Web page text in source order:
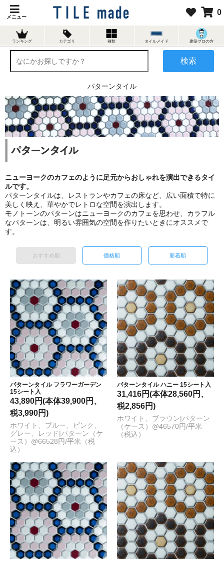
0
メニュー
ランキング カテゴリ 種類 タイルメイド 建築プロの方
検索
パターンタイル
ニューヨークのカフェのように足元からおしゃれを演出できるタイ
ルです。
パターンタイルは、レストランやカフェの床など、広い面積で特に
美しく映え、華やかでレトロな空間を演出します。
モノトーンのパターンはニューヨークのカフェを思わせ、カラフル
なパターンは、明るい雰囲気の空間を作りたいときにオススメで
す。
おすすめ順 価格順 新着順
パターンタイル フラワーガーデン
15シート入
43,890円(本体39,900円、
税3,990円)
ホワイト、ブルー、ピンク、
グレー、レッド|パターン（ケ
ース）@66528円/平米（税
込）
パターンタイル ハニー 15シート入
31,416円(本体28,560円、
税2,856円)
ホワイト、ブラウン|パターン
（ケース）@46570円/平米
（税込）